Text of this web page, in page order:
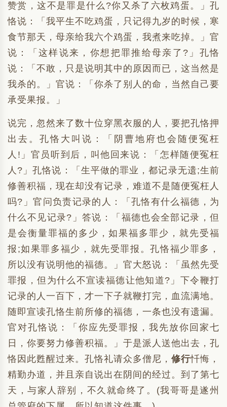
赞赏，这不是罪是什么?你又杀了六枚鸡蛋。」孔
恪说：「我平生不吃鸡蛋，只记得九岁的时候，寒
食节那天，母亲给我六个鸡蛋，我煮来吃掉。」官
说：「这样说来，你想把罪推给母亲了?」孔恪
说：「不敢，只是说明其中的原因而已，这当然是
我杀的。」官说：「你杀了别人的命，当然自己要
承受果报。」
说完，忽然来了数十位穿黑衣服的人，要把孔恪押
出去。孔恪大叫说：「阴曹地府也会随便冤枉
人!」官员听到后，叫他回来说：「怎样随便冤枉
人?」孔恪说：「生平做的罪业，都记录无遗;生前
修善积福，现在却没有记录，难道不是随便冤枉人
吗?」官问负责记录的人：「孔恪有什么福德，为
什么不见记录?」答说：「福德也会全部记录，但
是会衡量罪福的多少，如果福多罪少，就先受福
报;如果罪多福少，就先受罪报。孔恪福少罪多，
所以没有说明他的福德。」官大怒说：「虽然先受
罪报，但为什么不宣读福德让他知道?」下令鞭打
记录的人一百下，才一下子就鞭打完，血流满地。
随即宣读孔恪生前所修的福德，一条也没有遗漏。
官对孔恪说：「你应先受罪报，我先放你回家七
日，你要努力修善积福。」于是派人送他出去，孔
恪因此甦醒过来。孔恪礼请众多僧尼， 修行忏悔，
精勤办道，并且亲自说出在阴间的经过。到了第七
天，与家人辞别，不久就命终了。(我哥哥是遂州